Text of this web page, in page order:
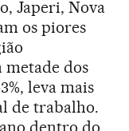
Japeri, Nova
os piores
metade dos
leva mais
de trabalho.